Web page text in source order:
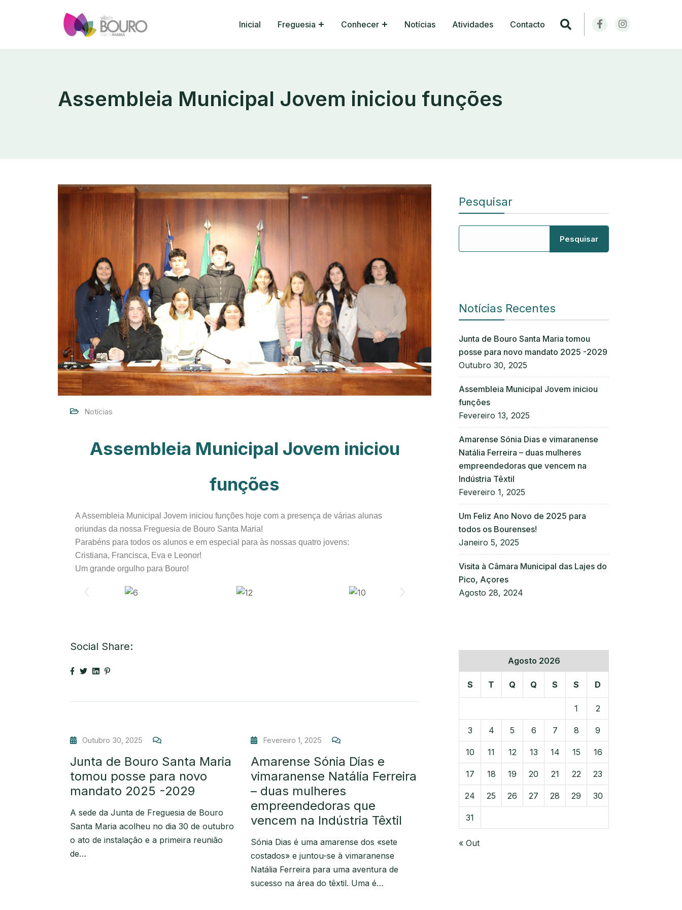
Inicial Freguesia Conhecer Notícias Atividades Contacto
Assembleia Municipal Jovem iniciou funções
Notícias
Assembleia Municipal Jovem iniciou
funções
A Assembleia Municipal Jovem iniciou funções hoje com a presença de várias alunas
oriundas da nossa Freguesia de Bouro Santa Maria!
Parabéns para todos os alunos e em especial para às nossas quatro jovens:
Cristiana, Francisca, Eva e Leonor!
Um grande orgulho para Bouro!
Social Share:
Outubro 30, 2025
Junta de Bouro Santa Maria
tomou posse para novo
mandato 2025 -2029
A sede da Junta de Freguesia de Bouro
Santa Maria acolheu no dia 30 de outubro
o ato de instalação e a primeira reunião
de…
Fevereiro 1, 2025
Amarense Sónia Dias e
vimaranense Natália Ferreira
– duas mulheres
empreendedoras que
vencem na Indústria Têxtil
Sónia Dias é uma amarense dos «sete
costados» e juntou-se à vimaranense
Natália Ferreira para uma aventura de
sucesso na área do têxtil. Uma é…
Pesquisar
Pesquisar
Notícias Recentes
Junta de Bouro Santa Maria tomou
posse para novo mandato 2025 -2029
Outubro 30, 2025
Assembleia Municipal Jovem iniciou
funções
Fevereiro 13, 2025
Amarense Sónia Dias e vimaranense
Natália Ferreira – duas mulheres
empreendedoras que vencem na
Indústria Têxtil
Fevereiro 1, 2025
Um Feliz Ano Novo de 2025 para
todos os Bourenses!
Janeiro 5, 2025
Visita à Câmara Municipal das Lajes do
Pico, Açores
Agosto 28, 2024
Agosto 2026
S T Q Q S S D
1 2
3 4 5 6 7 8 9
10 11 12 13 14 15 16
17 18 19 20 21 22 23
24 25 26 27 28 29 30
31
« Out